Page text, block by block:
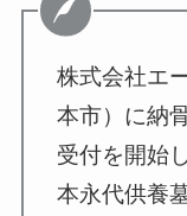
株式会社エ
本市）に納
受付を開始
本永代供養